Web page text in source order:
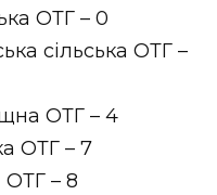
ОТГ – 0
сільська ОТГ –
ОТГ – 4
ОТГ – 7
ОТГ – 8